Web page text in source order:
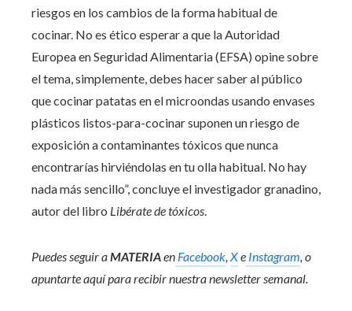
riesgos en los cambios de la forma habitual de
cocinar. No es ético esperar a que la Autoridad
Europea en Seguridad Alimentaria (EFSA) opine sobre
el tema, simplemente, debes hacer saber al público
que cocinar patatas en el microondas usando envases
plásticos listos-para-cocinar suponen un riesgo de
exposición a contaminantes tóxicos que nunca
encontrarías hirviéndolas en tu olla habitual. No hay
nada más sencillo”, concluye el investigador granadino,
autor del libro Libérate de tóxicos
Puedes seguir aMATERIAen Facebook Xe Instagram , o
apuntarte aquí para recibirnuestra newsletter semanal